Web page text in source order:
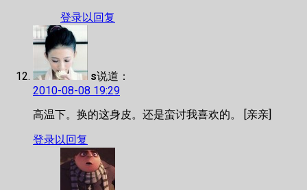
登录以回复
s说道：
2010-08-08 19:29
高温下。换的这身皮。还是蛮讨我喜欢的。 [亲亲]
登录以回复